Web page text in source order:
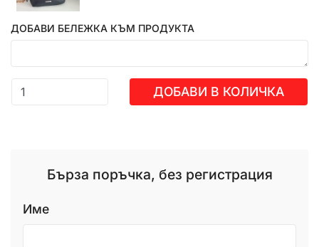
ДОБАВИ БЕЛЕЖКА КЪМ ПРОДУКТА
ДОБАВИ В КОЛИЧКА
Бърза поръчка, без регистрация
Име